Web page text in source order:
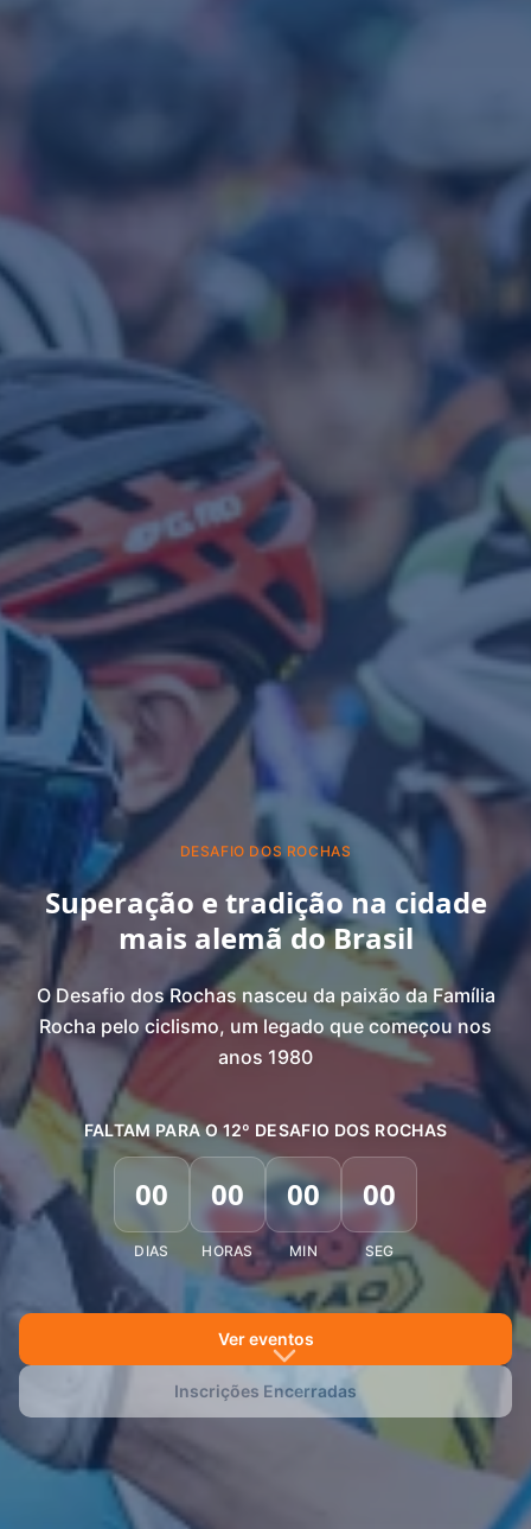
DESAFIO DOS ROCHAS
Superação e tradição na cidade
mais alemã do Brasil
O Desafio dos Rochas nasceu da paixão da Família
Rocha pelo ciclismo, um legado que começou nos
anos 1980
FALTAM PARA O12º DESAFIO DOS ROCHAS
00
DIAS
00
HORAS
00
MIN
00
SEG
Ver eventos
Inscrições Encerradas